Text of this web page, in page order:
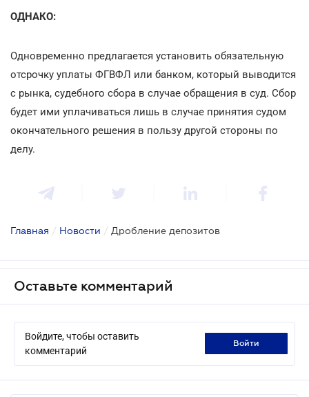
ОДНАКО:
Одновременно предлагается установить обязательную
отсрочку уплаты ФГВФЛ или банком, который выводится
с рынка, судебного сбора в случае обращения в суд. Сбор
будет ими уплачиваться лишь в случае принятия судом
окончательного решения в пользу другой стороны по
делу.
Главная / Новости / Дробление депозитов
Оставьте комментарий
Войдите, чтобы оставить
комментарий
войти